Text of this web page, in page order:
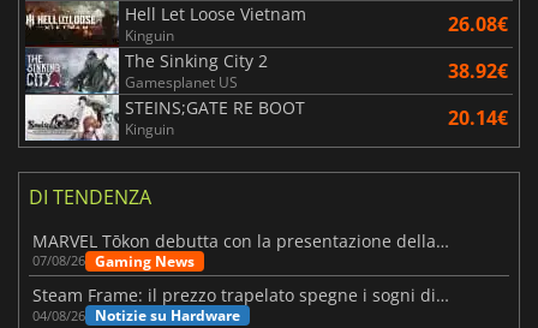
Hell Let Loose Vietnam
Kinguin 26.08€
The Sinking City 2
Gamesplanet US 38.92€
STEINS;GATE RE BOOT
Kinguin 20.14€
DI TENDENZA
MARVEL Tōkon debutta con la presentazione della roadmap per il primo anno
07/08/26 Gaming News
Steam Frame: il prezzo trapelato spegne i sogni di un VR economico
04/08/26 Notizie su Hardware